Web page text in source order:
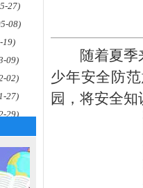
27)
08)
19)
09)
02)
27)
29)
随着夏
少年安全防
园，将安全